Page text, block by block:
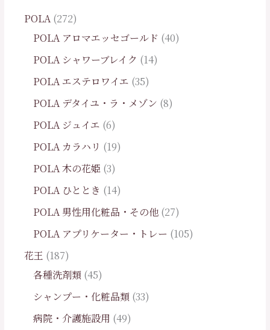
POLA 272
POLA アロマエッセゴールド 40
POLA シャワーブレイク
14
POLA エステロワイエ 35
POLA デタイユ・ラ・メゾン 8
POLA ジュイエ 6
POLA カラハリ
19
POLA 木の花姫 3
POLA ひととき
14
POLA 男性用化粧品・その他 27
POLA アプリケーター・トレー 105
花王 187
各種洗剤類 45
シャンプー・化粧品類 33
病院・介護施設用 49